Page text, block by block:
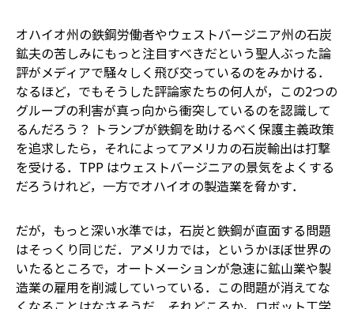
オハイオ州の鉄鋼労働者やウェストバージニア州の石炭
鉱夫の苦しみにもっと注目すべきだという聖人ぶった論
評がメディアで騒々しく飛び交っているのをみかける．
なるほど，でもそうした評論家たちの何人が，この2つの
グループの利害が真っ向から衝突しているのを認識して
るんだろう？ トランプが鉄鋼を助けるべく保護主義政策
を追求したら，それによってアメリカの石炭輸出は打撃
を受ける．TPP はウェストバージニアの景気をよくする
だろうけれど，一方でオハイオの製造業を脅かす．
だが，もっと深い水準では，石炭と鉄鋼が直面する問題
はそっくり同じだ．アメリカでは，というかほぼ世界の
いたるところで，オートメーションが急速に鉱山業や製
造業の雇用を削減していっている．この問題が消えてな